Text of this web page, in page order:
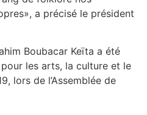
a précisé le président
Boubacar Keïta a été
les arts, la culture et le
lors de l’Assemblée de